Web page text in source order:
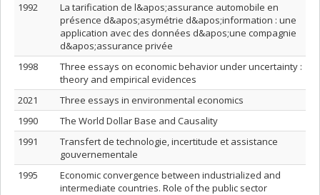
1992
La tarification de l&apos;assurance automobile en
présence d&apos;asymétrie d&apos;information : une
application avec des données d&apos;une compagnie
d&apos;assurance privée
1998
Three essays on economic behavior under uncertainty :
theory and empirical evidences
2021
Three essays in environmental economics
1990
The World Dollar Base and Causality
1991
Transfert de technologie, incertitude et assistance
gouvernementale
1995
Economic convergence between industrialized and
intermediate countries. Role of the public sector